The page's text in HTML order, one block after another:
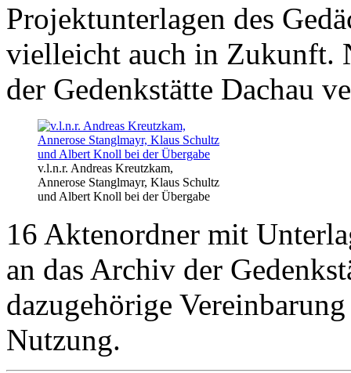
Projektunterlagen des
vielleicht auch in Zukunft.
der Gedenkstätte Dachau
v.l.n.r. Andreas Kreutzkam,
Annerose Stanglmayr, Klaus Schultz
und Albert Knoll bei der Übergabe
16 Aktenordner mit
an das Archiv der
dazugehörige
Nutzung.